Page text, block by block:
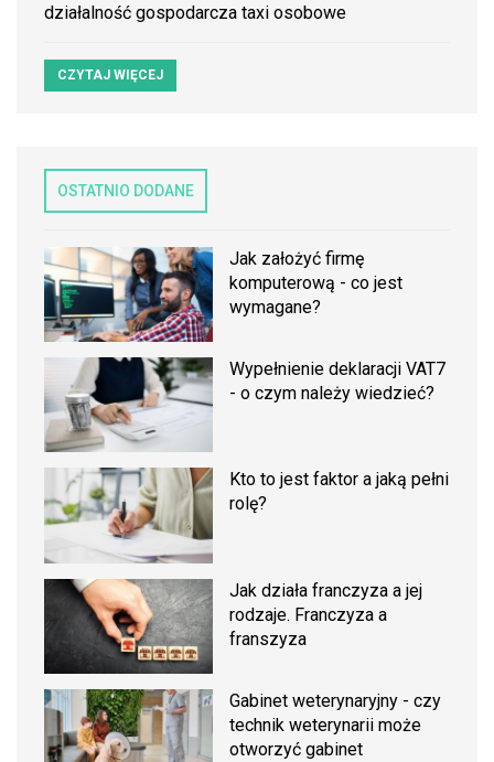
działalność gospodarcza taxi osobowe
CZYTAJ WIĘCEJ
OSTATNIO DODANE
Jak założyć firmę
komputerową - co jest
wymagane?
Wypełnienie deklaracji VAT7
- o czym należy wiedzieć?
Kto to jest faktor a jaką pełni
rolę?
Jak działa franczyza a jej
rodzaje. Franczyza a
franszyza
Gabinet weterynaryjny - czy
technik weterynarii może
otworzyć gabinet